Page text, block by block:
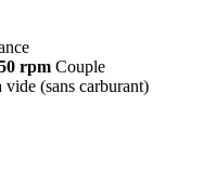
rpm Couple
vide (sans carburant)